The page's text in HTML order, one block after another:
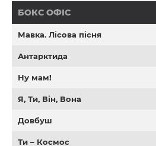
БОКС ОФІС
Мавка. Лісова пісня
Антарктида
Ну мам!
Я, Ти, Він, Вона
Довбуш
Ти – Космос